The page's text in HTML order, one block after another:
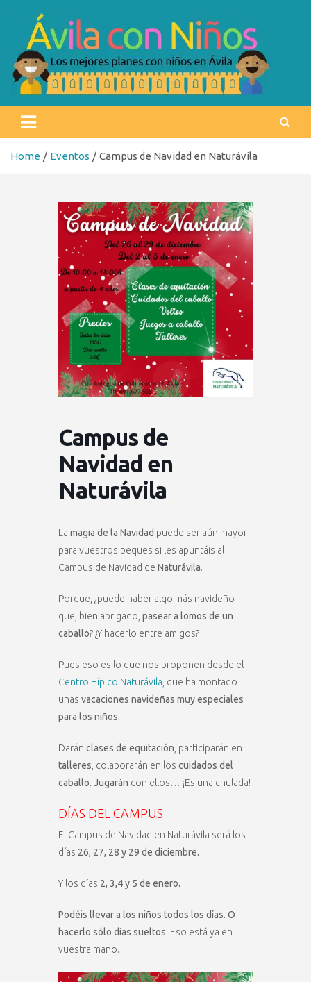
content
Ávila con niños
Home Eventos Campus de Navidad en Naturávila
Campus de
Navidad en
Naturávila
La magia de la Navidad puede ser aún mayor
para vuestros peques si les apuntáis al
Campus de Navidad de Naturávila.
Porque, ¿puede haber algo más navideño
que, bien abrigado, pasear a lomos de un
caballo? ¿Y hacerlo entre amigos?
Pues eso es lo que nos proponen desde el
Centro Hípico Naturávila, que ha montado
unas vacaciones navideñas muy especiales
para los niños.
Darán clases de equitación , participarán en
talleres , colaborarán en los cuidados del
caballo. Jugarán con ellos… ¡Es una chulada!
DÍAS DEL CAMPUS
El Campus de Navidad en Naturávila será los
días 26, 27, 28 y 29 de diciembre.
Y los días 2, 3,4 y 5 de enero.
Podéis llevar a los niños todos los días. O
hacerlo sólo días sueltos. Eso está ya en
vuestra mano.